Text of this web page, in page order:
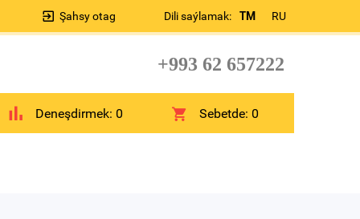
Dili saýlamak: TM RU
Şahsy otag
+993 62 657222
Deneşdirmek: 0 Sebetde:0